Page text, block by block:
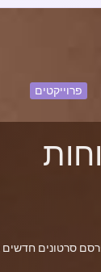
פרוייקטים
סרטונים